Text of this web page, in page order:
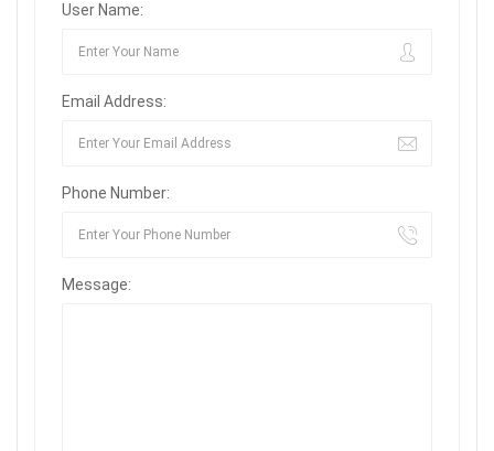
User Name:
Email Address:
Phone Number:
Message: